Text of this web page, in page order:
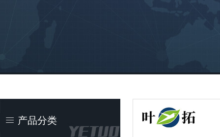
产品分类